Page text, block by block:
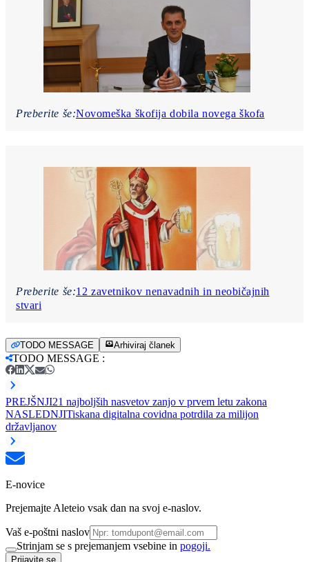
Preberite še:Novomeška škofija dobila novega škofa
Preberite še:12 zavetnikov nenavadnih in neobičajnih
stvari
TODO MESSAGE Arhiviraj članek
TODO MESSAGE :
PREJŠNJI21 najboljših nasvetov zanjo v prvem letu zakona
NASLEDNJITiskana digitalna covidna potrdila za milijon
državljanov
E-novice
Prejemajte Aleteio vsak dan na svoj e-naslov.
Vaš e-poštni naslov
Strinjam se s prejemanjem vsebine in pogoji.
Prijavite se